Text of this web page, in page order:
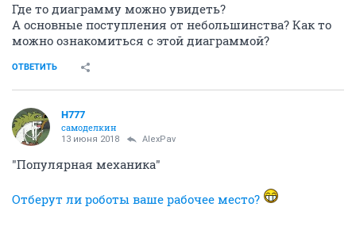
Где то диаграмму можно увидеть?
А основные поступления от небольшинства? Как то
можно ознакомиться с этой диаграммой?
ОТВЕТИТЬ
H777
самоделкин
13 июня 2018 AlexPav
"Популярная механика"
Отберут ли роботы ваше рабочее место?